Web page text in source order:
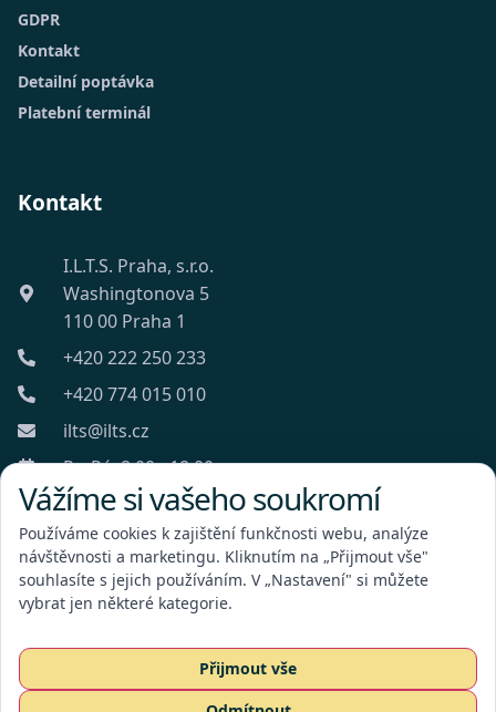
GDPR
Kontakt
Detailní poptávka
Platební terminál
Kontakt
I.L.T.S. Praha, s.r.o.
Washingtonova 5
110 00 Praha 1
+420 222 250 233
+420 774 015 010
ilts@ilts.cz
Po-Pá: 8:00 - 18:00
I.L.T.S. Praha, s.r.o.
Vážíme si vašeho soukromí
Používáme cookies k zajištění funkčnosti webu, analýze
návštěvnosti a marketingu. Kliknutím na „Přijmout vše"
souhlasíte s jejich používáním. V „Nastavení" si můžete
vybrat jen některé kategorie.
Přijmout vše